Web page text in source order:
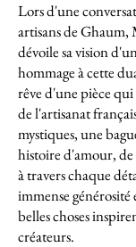
Lors d'une
artisans de Ghaum,
dévoile sa vision
hommage à cette
rêve d'une pièce qui
de l'artisanat
mystiques, une
histoire d'amour, de
à travers chaque
immense générosité
belles choses
créateurs.